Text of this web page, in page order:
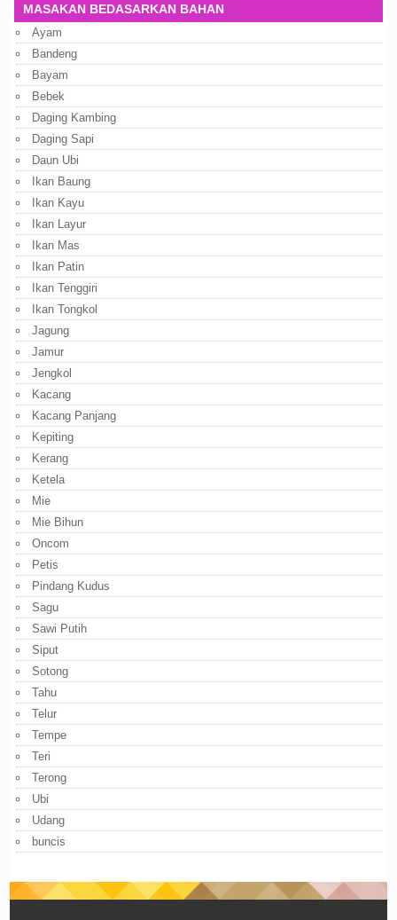
MASAKAN BEDASARKAN BAHAN
Ayam
Bandeng
Bayam
Bebek
Daging Kambing
Daging Sapi
Daun Ubi
Ikan Baung
Ikan Kayu
Ikan Layur
Ikan Mas
Ikan Patin
Ikan Tenggiri
Ikan Tongkol
Jagung
Jamur
Jengkol
Kacang
Kacang Panjang
Kepiting
Kerang
Ketela
Mie
Mie Bihun
Oncom
Petis
Pindang Kudus
Sagu
Sawi Putih
Siput
Sotong
Tahu
Telur
Tempe
Teri
Terong
Ubi
Udang
buncis